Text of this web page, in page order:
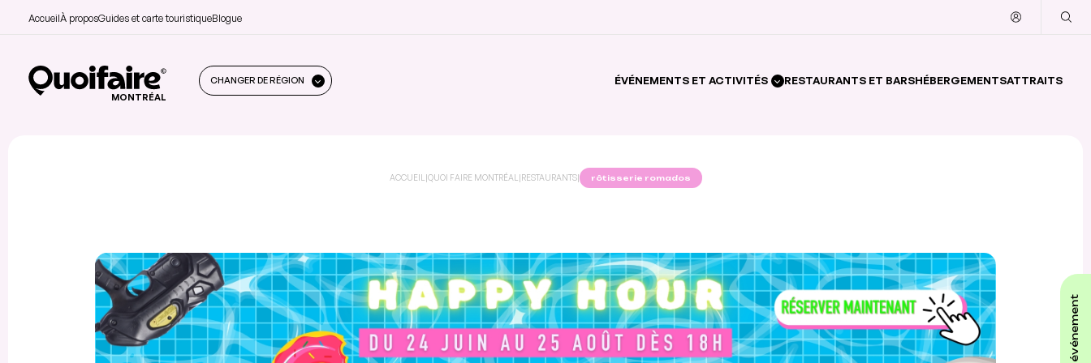
AccueilÀ proposGuides et carte touristiqueBlogue
MONTRÉAL
CHANGER DE RÉGION ÉVÉNEMENTS ET ACTIVITÉS RESTAURANTS ET BARSHÉBERGEMENTSATTRAITS
ACCUEIL |QUOI FAIRE MONTRÉAL |RESTAURANTS| rôtisserie romados